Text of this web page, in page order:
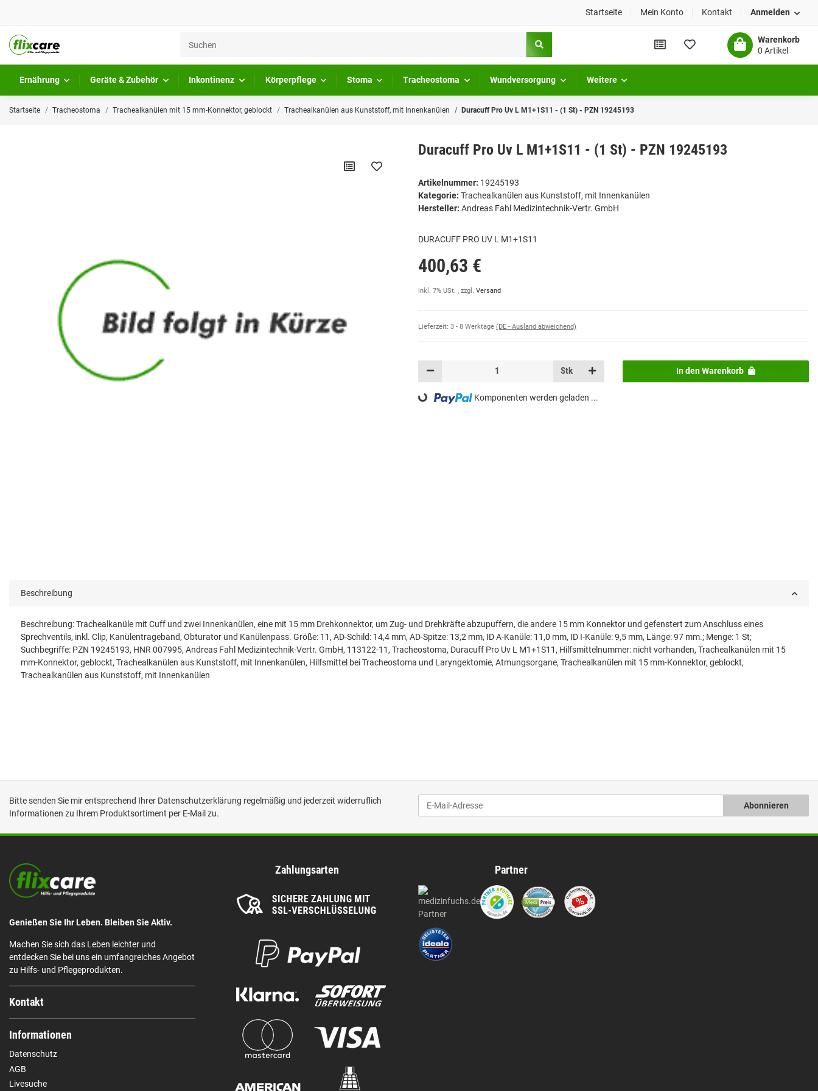
Startseite Mein Konto Kontakt Anmelden
Warenkorb
0 Artikel
Ernährung Geräte & Zubehör Inkontinenz Körperpflege Stoma Tracheostoma Wundversorgung Weitere
Startseite Tracheostoma Trachealkanülen mit 15 mm-Konnektor, geblockt Trachealkanülen aus Kunststoff, mit Innenkanülen Duracuff Pro Uv L M1+1S11 - (1 St) - PZN 19245193
Duracuff Pro Uv L M1+1S11 - (1 St) - PZN 19245193
Artikelnummer: 19245193
Kategorie: Trachealkanülen aus Kunststoff, mit Innenkanülen
Hersteller: Andreas Fahl Medizintechnik-Vertr. GmbH
DURACUFF PRO UV L M1+1S11
400,63 €
inkl. 7% USt. , zzgl. Versand
Lieferzeit: 3 - 8 Werktage (DE - Ausland abweichend)
Stk In den Warenkorb
Loading... Komponenten werden geladen ...
Beschreibung
Beschreibung: Trachealkanüle mit Cuff und zwei Innenkanülen, eine mit 15 mm Drehkonnektor, um Zug- und Drehkräfte abzupuffern, die andere 15 mm Konnektor und gefenstert zum Anschluss eines
Sprechventils, inkl. Clip, Kanülentrageband, Obturator und Kanülenpass. Größe: 11, AD-Schild: 14,4 mm, AD-Spitze: 13,2 mm, ID A-Kanüle: 11,0 mm, ID I-Kanüle: 9,5 mm, Länge: 97 mm.; Menge: 1 St;
Suchbegriffe: PZN 19245193, HNR 007995, Andreas Fahl Medizintechnik-Vertr. GmbH, 113122-11, Tracheostoma, Duracuff Pro Uv L M1+1S11, Hilfsmittelnummer: nicht vorhanden, Trachealkanülen mit 15
mm-Konnektor, geblockt, Trachealkanülen aus Kunststoff, mit Innenkanülen, Hilfsmittel bei Tracheostoma und Laryngektomie, Atmungsorgane, Trachealkanülen mit 15 mm-Konnektor, geblockt,
Trachealkanülen aus Kunststoff, mit Innenkanülen
Bitte senden Sie mir entsprechend Ihrer Datenschutzerklärung regelmäßig und jederzeit widerruflich
Informationen zu Ihrem Produktsortiment per E-Mail zu.
Abonnieren
Genießen Sie Ihr Leben. Bleiben Sie Aktiv.
Machen Sie sich das Leben leichter und
entdecken Sie bei uns ein umfangreiches Angebot
zu Hilfs- und Pflegeprodukten.
Kontakt
Informationen
Datenschutz
AGB
Livesuche
Zahlungsarten Partner